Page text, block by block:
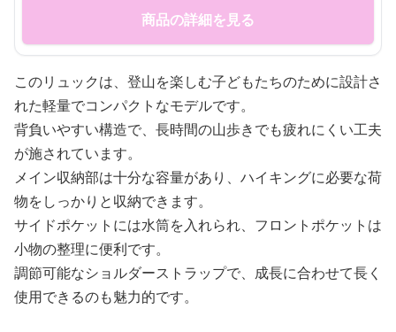
商品の詳細を見る
このリュックは、登山を楽しむ子どもたちのために設計さ
れた軽量でコンパクトなモデルです。
背負いやすい構造で、長時間の山歩きでも疲れにくい工夫
が施されています。
メイン収納部は十分な容量があり、ハイキングに必要な荷
物をしっかりと収納できます。
サイドポケットには水筒を入れられ、フロントポケットは
小物の整理に便利です。
調節可能なショルダーストラップで、成長に合わせて長く
使用できるのも魅力的です。